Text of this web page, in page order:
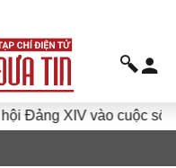
vào cuộc sống